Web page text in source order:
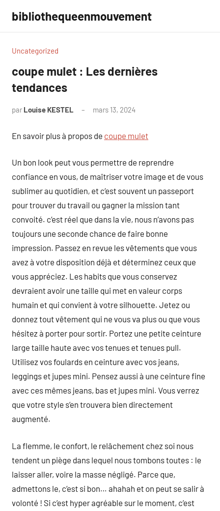
contenu
bibliothequeenmouvement
Uncategorized
coupe mulet : Les dernières
tendances
par Louise KESTEL mars 13, 2024
En savoir plus à propos de coupe mulet
Un bon look peut vous permettre de reprendre
confiance en vous, de maîtriser votre image et de vous
sublimer au quotidien, et c’est souvent un passeport
pour trouver du travail ou gagner la mission tant
convoité. c’est réel que dans la vie, nous n’avons pas
toujours une seconde chance de faire bonne
impression. Passez en revue les vêtements que vous
avez à votre disposition déjà et déterminez ceux que
vous appréciez. Les habits que vous conservez
devraient avoir une taille qui met en valeur corps
humain et qui convient à votre silhouette. Jetez ou
donnez tout vêtement qui ne vous va plus ou que vous
hésitez à porter pour sortir. Portez une petite ceinture
large taille haute avec vos tenues et tenues pull.
Utilisez vos foulards en ceinture avec vos jeans,
leggings et jupes mini. Pensez aussi à une ceinture fine
avec ces mêmes jeans, bas et jupes mini. Vous verrez
que votre style s’en trouvera bien directement
augmenté.
La flemme, le confort, le relâchement chez soi nous
tendent un piège dans lequel nous tombons toutes : le
laisser aller, voire la masse négligé. Parce que,
admettons le, c’est si bon… ahahah et on peut se salir à
volonté ! Si c’est hyper agréable sur le moment, c’est